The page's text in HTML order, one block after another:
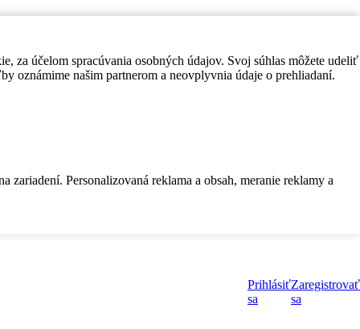
za účelom spracúvania osobných údajov. Svoj súhlas môžete udeliť
oznámime našim partnerom a neovplyvnia údaje o prehliadaní.
Personalizovaná reklama a obsah, meranie reklamy a
Prihlásiť
sa
Zaregistrovať
sa